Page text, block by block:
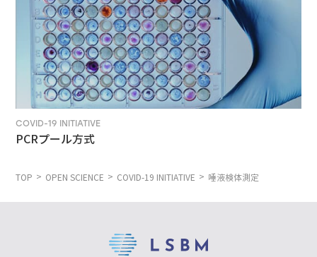
COVID-19 INITIATIVE
PCRプール方式
TOP OPEN SCIENCE COVID-19 INITIATIVE 唾液検体測定